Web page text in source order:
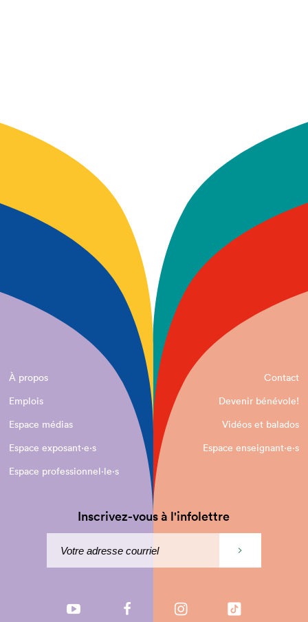
À propos
Contact
Emplois
Devenir bénévole!
Espace médias
Vidéos et balados
Espace exposant·e⋅s
Espace enseignant·e⋅s
Espace professionnel·le⋅s
Inscrivez-vous à l'infolettre